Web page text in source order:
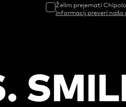
Želim prejemati
informacij preveri